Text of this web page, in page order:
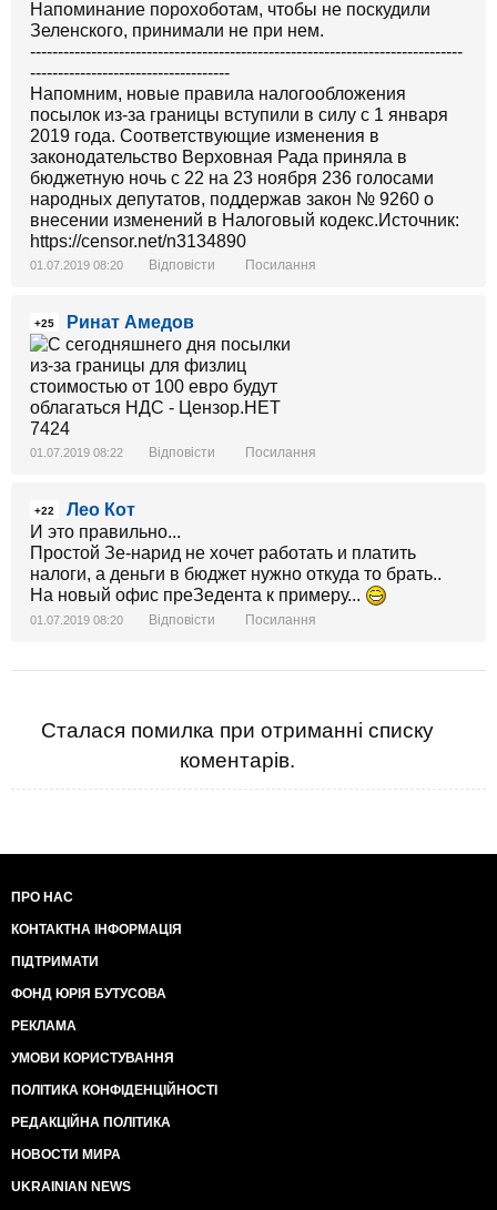
Напоминание порохоботам, чтобы не поскудили
Зеленского, принимали не при нем.
------------------------------------------------------------------------------
------------------------------------
Напомним, новые правила налогообложения
посылок из-за границы вступили в силу с 1 января
2019 года. Соответствующие изменения в
законодательство Верховная Рада приняла в
бюджетную ночь с 22 на 23 ноября 236 голосами
народных депутатов, поддержав закон № 9260 о
внесении изменений в Налоговый кодекс.Источник:
https://censor.net/n3134890
01.07.2019 08:20 Відповісти Посилання
+25 Ринат Амедов
01.07.2019 08:22 Відповісти Посилання
+22
Лео Кот
И это правильно...
Простой Зе-нарид не хочет работать и платить
налоги, а деньги в бюджет нужно откуда то брать..
На новый офис преЗедента к примеру...
01.07.2019 08:20 Відповісти Посилання
Сталася помилка при отриманні списку
коментарів.
ПРО НАС
КОНТАКТНА ІНФОРМАЦІЯ
ПІДТРИМАТИ
ФОНД ЮРІЯ БУТУСОВА
РЕКЛАМА
УМОВИ КОРИСТУВАННЯ
ПОЛІТИКА КОНФІДЕНЦІЙНОСТІ
РЕДАКЦІЙНА ПОЛІТИКА
НОВОСТИ МИРА
UKRAINIAN NEWS